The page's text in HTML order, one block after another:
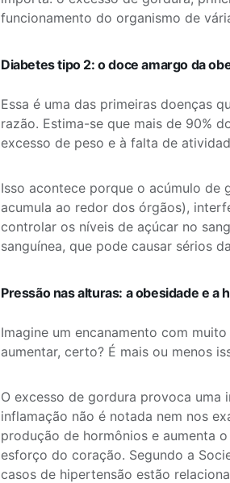
funcionamento do organismo de
Diabetes tipo 2: o doce amargo da
Essa é uma das primeiras doenças
razão. Estima-se que mais de 90%
excesso de peso e à falta de
Isso acontece porque o acúmulo de
acumula ao redor dos órgãos),
controlar os níveis de açúcar no
sanguínea, que pode causar sérios
Pressão nas alturas: a obesidade e a
Imagine um encanamento com
aumentar, certo? É mais ou menos
O excesso de gordura provoca uma
inflamação não é notada nem nos
produção de hormônios e aumenta
esforço do coração. Segundo a
casos de hipertensão estão